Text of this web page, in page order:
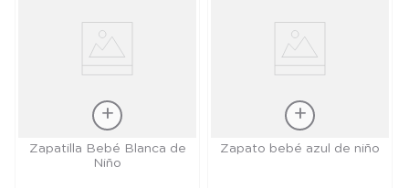
Talla
Zapatilla Bebé Blanca de
Niño
Talla
Zapato bebé azul de niño